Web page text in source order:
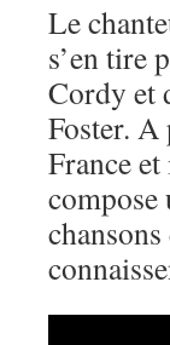
Le
s’en tire
Cordy et
Foster.
France